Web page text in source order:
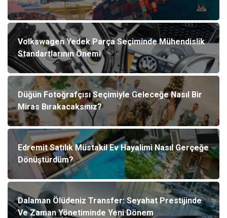
Volkswagen Yedek Parça Seçiminde Mühendislik
Standartlarının Önemi
Düğün Fotoğrafçısı Seçimiyle Geleceğe Nasıl Bir
Miras Bırakacaksınız?
Edremit Satılık Müstakil Ev Hayalimi Nasıl Gerçeğe
Dönüştürdüm?
Dalaman Ölüdeniz Transfer: Seyahat Prestijinde
Ve Zaman Yönetiminde Yeni Dönem